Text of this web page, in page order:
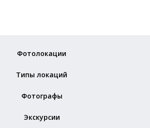
Фотолокации
Типы локаций
Фотографы
Экскурсии